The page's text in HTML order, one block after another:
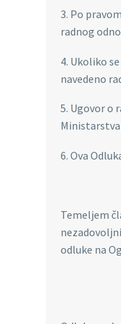
3. Po
radnog
4. Ukoliko
navedeno
5. Ugovor o
6. Ova
Temeljem
odluke na